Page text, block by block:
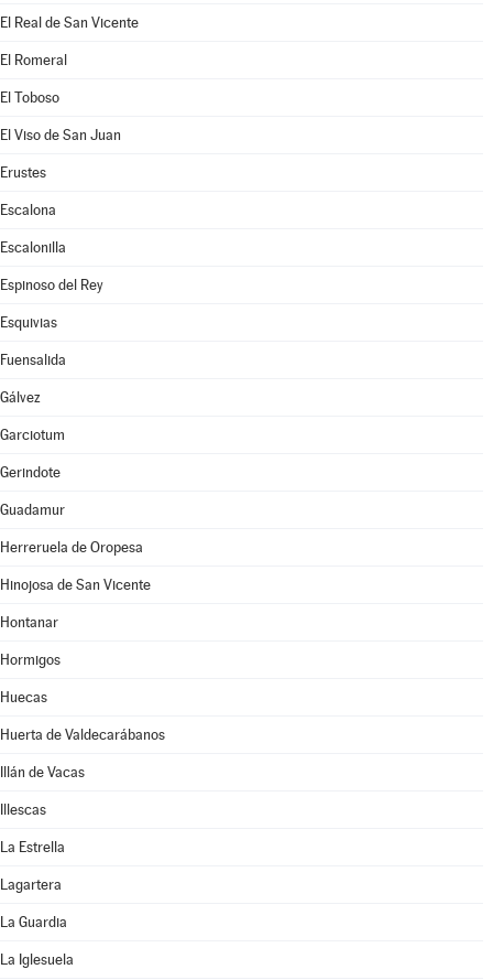
El Real de San Vicente
El Romeral
El Toboso
El Viso de San Juan
Erustes
Escalona
Escalonilla
Espinoso del Rey
Esquivias
Fuensalida
Gálvez
Garciotum
Gerindote
Guadamur
Herreruela de Oropesa
Hinojosa de San Vicente
Hontanar
Hormigos
Huecas
Huerta de Valdecarábanos
Illán de Vacas
Illescas
La Estrella
Lagartera
La Guardia
La Iglesuela